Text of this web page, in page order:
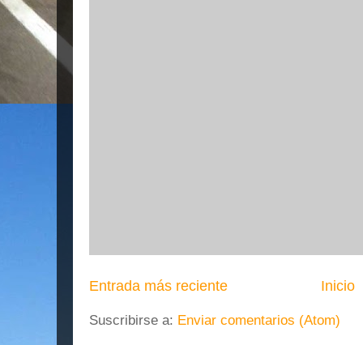
Entrada más reciente Inicio
Suscribirse a: Enviar comentarios (Atom)